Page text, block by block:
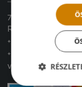
7900, Szigetvár
Radován tér 4.
+36 20 966 3426
+36 30 261 0308